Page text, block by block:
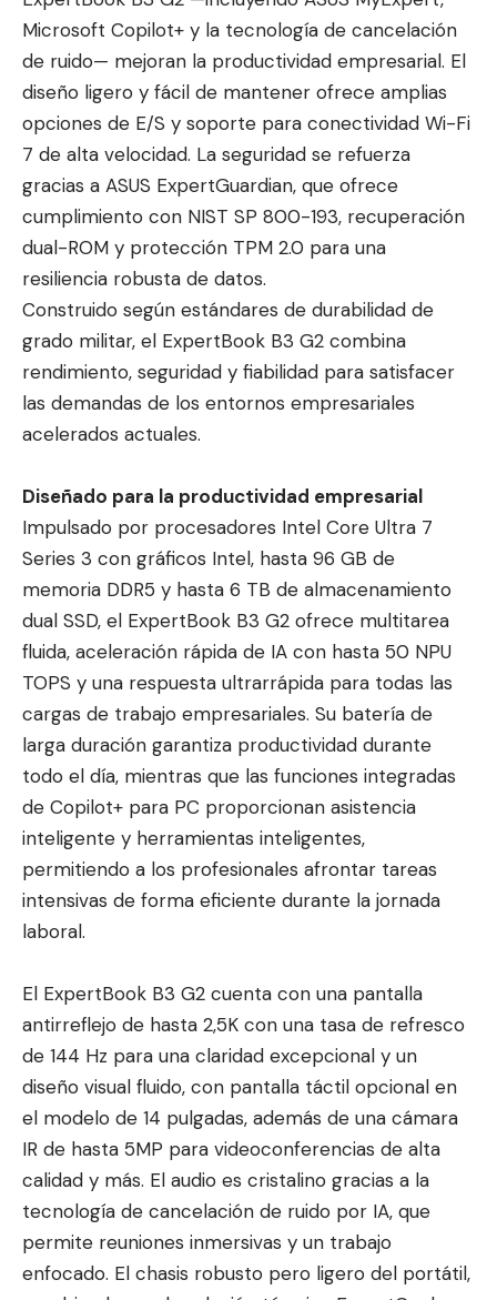
Microsoft Copilot+ y la tecnología de cancelación
de ruido— mejoran la productividad empresarial. El
diseño ligero y fácil de mantener ofrece amplias
opciones de E/S y soporte para conectividad Wi-Fi
7 de alta velocidad. La seguridad se refuerza
gracias a ASUS ExpertGuardian, que ofrece
cumplimiento con NIST SP 800-193, recuperación
dual-ROM y protección TPM 2.0 para una
resiliencia robusta de datos.
Construido según estándares de durabilidad de
grado militar, el ExpertBook B3 G2 combina
rendimiento, seguridad y fiabilidad para satisfacer
las demandas de los entornos empresariales
acelerados actuales.
Diseñado para la productividad empresarial
Impulsado por procesadores Intel Core Ultra 7
Series 3 con gráficos Intel, hasta 96 GB de
memoria DDR5 y hasta 6 TB de almacenamiento
dual SSD, el ExpertBook B3 G2 ofrece multitarea
fluida, aceleración rápida de IA con hasta 50 NPU
TOPS y una respuesta ultrarrápida para todas las
cargas de trabajo empresariales. Su batería de
larga duración garantiza productividad durante
todo el día, mientras que las funciones integradas
de Copilot+ para PC proporcionan asistencia
inteligente y herramientas inteligentes,
permitiendo a los profesionales afrontar tareas
intensivas de forma eficiente durante la jornada
laboral.
El ExpertBook B3 G2 cuenta con una pantalla
antirreflejo de hasta 2,5K con una tasa de refresco
de 144 Hz para una claridad excepcional y un
diseño visual fluido, con pantalla táctil opcional en
el modelo de 14 pulgadas, además de una cámara
IR de hasta 5MP para videoconferencias de alta
calidad y más. El audio es cristalino gracias a la
tecnología de cancelación de ruido por IA, que
permite reuniones inmersivas y un trabajo
enfocado. El chasis robusto pero ligero del portátil,